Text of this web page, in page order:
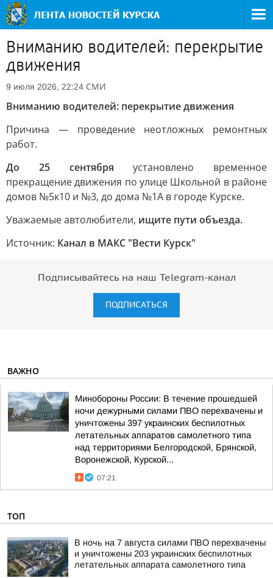
Вниманию водителей: перекрытие
движения
9 июля 2026, 22:24 СМИ
Вниманию водителей: перекрытие движения
Причина — проведение неотложных ремонтных
работ.
До 25 сентябряустановлено временное
прекращение движения по улице Школьной в районе
домов №5к10 и №3, до дома №1А в городе Курске.
Уважаемые автолюбители, ищите пути объезда.
Источник: Канал в МАКС "Вести Курск"
Подписывайтесь на наш Telegram-канал
ПОДПИСАТЬСЯ
ВАЖНО
Минобороны России: В течение прошедшей
ночи дежурными силами ПВО перехвачены и
уничтожены 397 украинских беспилотных
летательных аппаратов самолетного типа
над территориями Белгородской, Брянской,
Воронежской, Курской...
07:21
ТОП
В ночь на 7 августа силами ПВО перехвачены
и уничтожены 203 украинских беспилотных
летательных аппарата самолетного типа